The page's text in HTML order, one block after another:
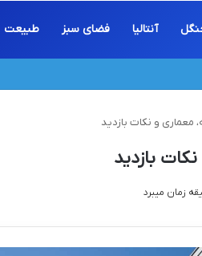
آنتالیا فضای سبز طبیعت
معماری و نکات بازدید
بازدید